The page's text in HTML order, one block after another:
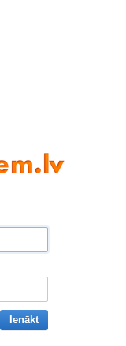
Ienākt